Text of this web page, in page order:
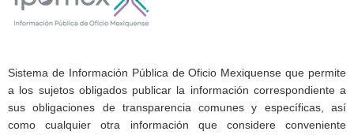
Sistema de Información Pública de Oficio Mexiquense que permite
a los sujetos obligados publicar la información correspondiente a
sus obligaciones de transparencia comunes y específicas, así
como cualquier otra información que considere conveniente